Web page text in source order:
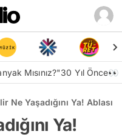
Mısınız?"30 Yıl Önce👀
Ne Yaşadığını Ya! Ablası
Ya!